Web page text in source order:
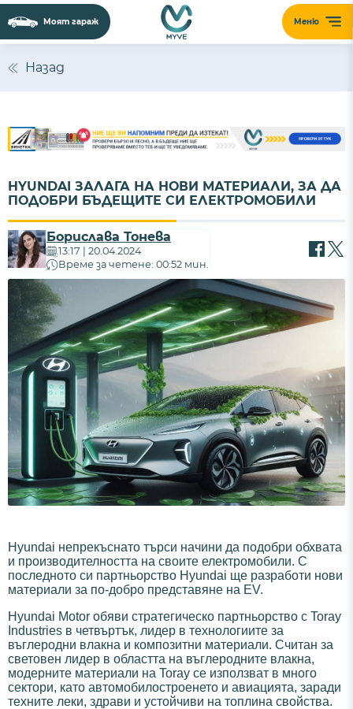
Меню
Моят гараж
Назад
HYUNDAI ЗАЛАГА НА НОВИ МАТЕРИАЛИ, ЗА ДА
ПОДОБРИ БЪДЕЩИТЕ СИ ЕЛЕКТРОМОБИЛИ
Борислава Тонева
13:17 | 20.04.2024
Време за четене: 00:52 мин.
Hyundai непрекъснато търси начини да подобри обхвата
и производителността на своите електромобили. С
последното си партньорство Hyundai ще разработи нови
материали за по-добро представяне на EV.
Hyundai Motor обяви стратегическо партньорство с Toray
Industries в четвъртък, лидер в технологиите за
въглеродни влакна и композитни материали. Считан за
световен лидер в областта на въглеродните влакна,
модерните материали на Toray се използват в много
сектори, като автомобилостроенето и авиацията, заради
техните леки, здрави и устойчиви на топлина свойства.